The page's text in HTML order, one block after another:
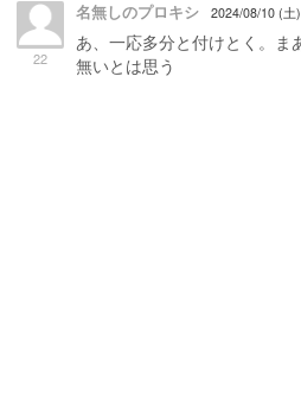
22
名無しのプロキシ 2024/08/10 (土
あ、一応多分と付けとく。ま
無いとは思う